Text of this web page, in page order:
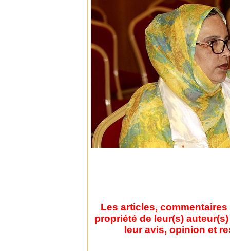
Les articles,
propriété de leur(s)
leur avis, opinion et